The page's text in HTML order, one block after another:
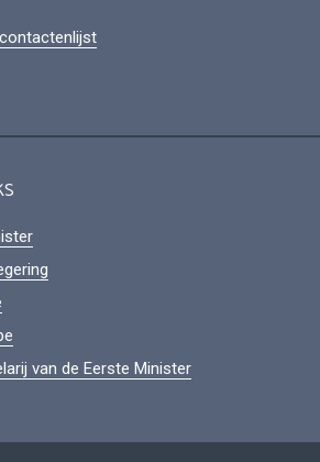
van de Eerste Minister